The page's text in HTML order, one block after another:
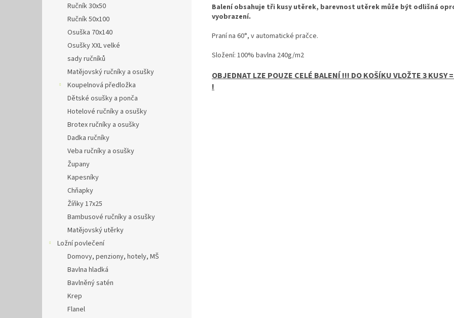
Ručník 30x50
Ručník 50x100
Osuška 70x140
Osušky XXL velké
sady ručníků
Matějovský ručníky a osušky
Koupelnová předložka
Dětské osušky a ponča
Hotelové ručníky a osušky
Brotex ručníky a osušky
Dadka ručníky
Veba ručníky a osušky
Župany
Kapesníky
Chňapky
Žíňky 17x25
Bambusové ručníky a osušky
Matějovský utěrky
Ložní povlečení
Domovy, penziony, hotely, MŠ
Bavlna hladká
Bavlněný satén
Krep
Flanel
Balení obsahuje tři kusy utěrek, barevnost utěrek může být odlišná
vyobrazení.
Praní na 60°, v automatické pračce.
Složení: 100% bavlna 240g/m2
OBJEDNAT LZE POUZE CELÉ BALENÍ !!! DO KOŠÍKU VLOŽTE 3 KUSY
!